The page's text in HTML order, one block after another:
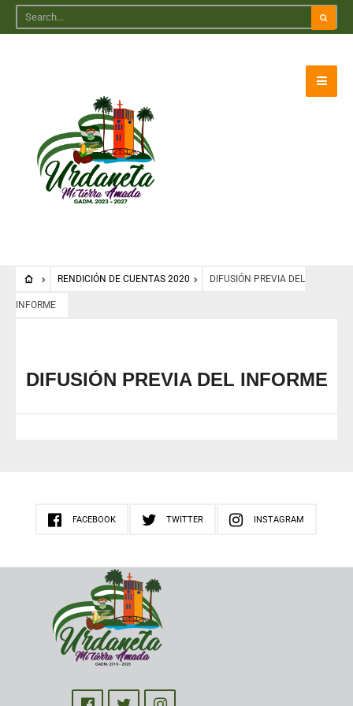
RENDICIÓN DE CUENTAS 2020 DIFUSIÓN PREVIA DEL
INFORME
DIFUSIÓN PREVIA DEL INFORME
FACEBOOK TWITTER INSTAGRAM